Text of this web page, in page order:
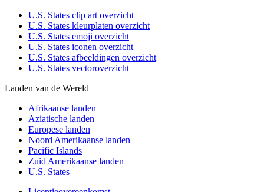
U.S. States clip art overzicht
U.S. States kleurplaten overzicht
U.S. States emoji overzicht
U.S. States iconen overzicht
U.S. States afbeeldingen overzicht
U.S. States vectoroverzicht
Landen van de Wereld
Afrikaanse landen
Aziatische landen
Europese landen
Noord Amerikaanse landen
Pacific Islands
Zuid Amerikaanse landen
U.S. States